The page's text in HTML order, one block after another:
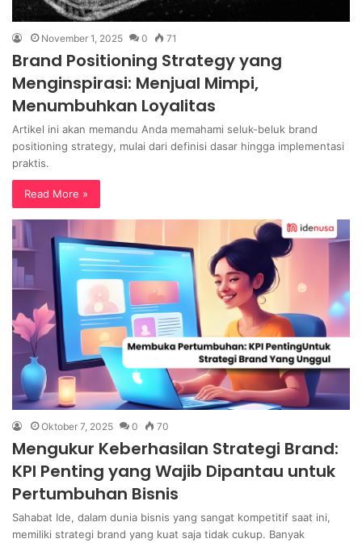
November 1, 2025 0 71
Brand Positioning Strategy yang
Menginspirasi: Menjual Mimpi,
Menumbuhkan Loyalitas
Artikel ini akan memandu Anda memahami seluk-beluk brand
positioning strategy, mulai dari definisi dasar hingga implementasi
praktis.
Read More »
Oktober 7, 2025 0 70
Mengukur Keberhasilan Strategi Brand:
KPI Penting yang Wajib Dipantau untuk
Pertumbuhan Bisnis
Sahabat Ide, dalam dunia bisnis yang sangat kompetitif saat ini,
memiliki strategi brand yang kuat saja tidak cukup. Banyak